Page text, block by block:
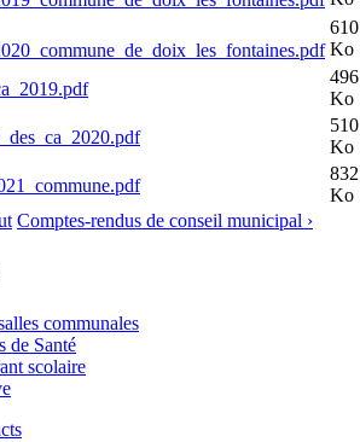
Ko
Ko
Ko
Ko
Comptes-rendus de conseil municipal ›
communales
de Santé
scolaire